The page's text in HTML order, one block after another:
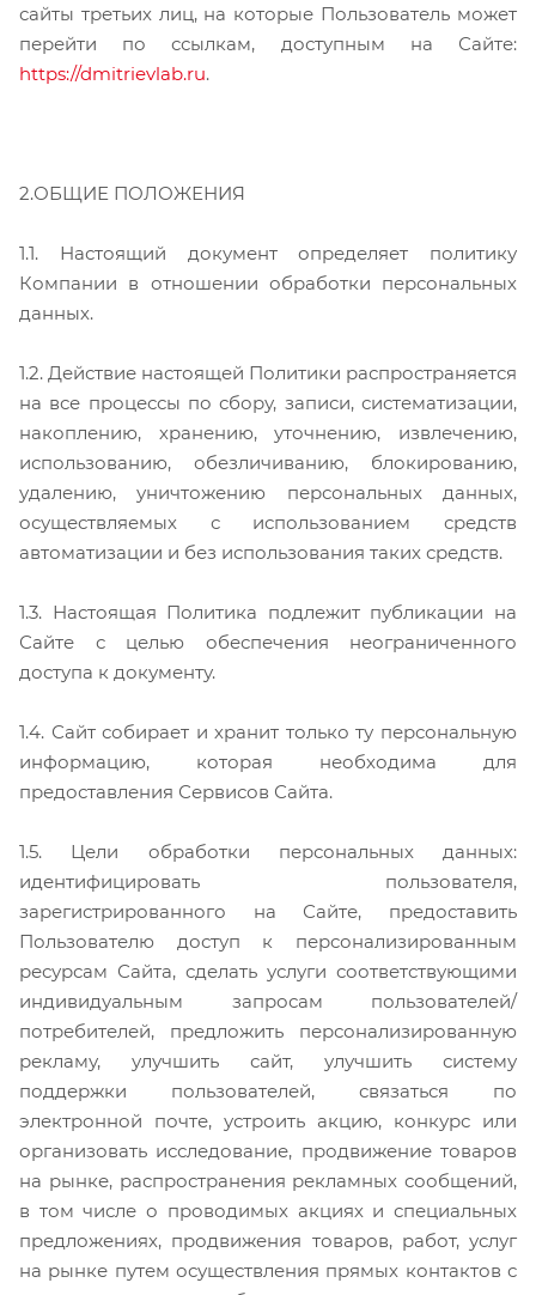
сайты третьих лиц, на которые Пользователь может
перейти по ссылкам, доступным на Сайте:
https://dmitrievlab.ru.
2.ОБЩИЕ ПОЛОЖЕНИЯ
1.1. Настоящий документ определяет политику
Компании в отношении обработки персональных
данных.
1.2. Действие настоящей Политики распространяется
на все процессы по сбору, записи, систематизации,
накоплению, хранению, уточнению, извлечению,
использованию, обезличиванию, блокированию,
удалению, уничтожению персональных данных,
осуществляемых с использованием средств
автоматизации и без использования таких средств.
1.3. Настоящая Политика подлежит публикации на
Сайте с целью обеспечения неограниченного
доступа к документу.
1.4. Сайт собирает и хранит только ту персональную
информацию, которая необходима для
предоставления Сервисов Сайта.
1.5. Цели обработки персональных данных:
идентифицировать пользователя,
зарегистрированного на Сайте, предоставить
Пользователю доступ к персонализированным
ресурсам Сайта, сделать услуги соответствующими
индивидуальным запросам пользователей/
потребителей, предложить персонализированную
рекламу, улучшить сайт, улучшить систему
поддержки пользователей, связаться по
электронной почте, устроить акцию, конкурс или
организовать исследование, продвижение товаров
на рынке, распространения рекламных сообщений,
в том числе о проводимых акциях и специальных
предложениях, продвижения товаров, работ, услуг
на рынке путем осуществления прямых контактов с